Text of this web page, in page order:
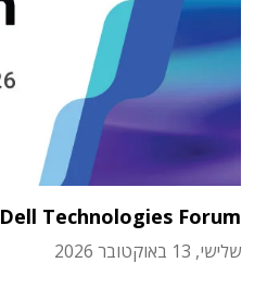
Dell Technologies Forum
שלישי, 13 באוקטובר 2026